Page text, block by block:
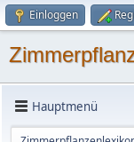
Einloggen
Hauptmenü